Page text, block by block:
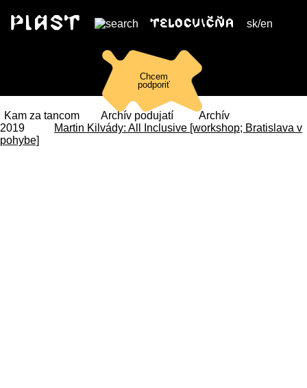
sk/en
Chcem
podporiť
Kam za tancom Archív podujatí
Archív
2019
Martin Kilvády: All Inclusive [workshop; Bratislava v
pohybe]